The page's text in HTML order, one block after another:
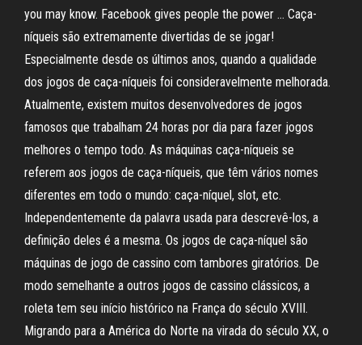
you may know. Facebook gives people the power … Caça-
níqueis são extremamente divertidas de se jogar!
Especialmente desde os últimos anos, quando a qualidade
dos jogos de caça-níqueis foi consideravelmente melhorada.
Atualmente, existem muitos desenvolvedores de jogos
famosos que trabalham 24 horas por dia para fazer jogos
melhores o tempo todo. As máquinas caça-níqueis se
referem aos jogos de caça-níqueis, que têm vários nomes
diferentes em todo o mundo: caça-níquel, slot, etc.
Independentemente da palavra usada para descrevê-los, a
definição deles é a mesma. Os jogos de caça-níquel são
máquinas de jogo de cassino com tambores giratórios. De
modo semelhante a outros jogos de cassino clássicos, a
roleta tem seu início histórico na França do século XVIII.
Migrando para a América do Norte na virada do século XX, o